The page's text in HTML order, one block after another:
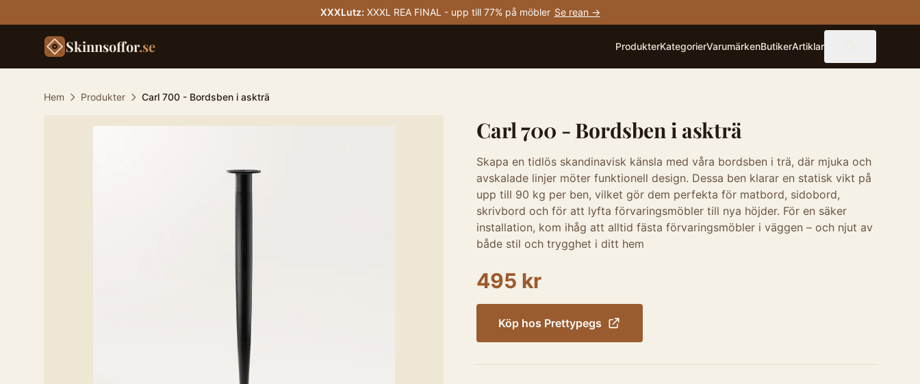
XXXLutz: XXXL REA FINAL - upp till 77% på möbler Se rean →
Skinnsoffor.se ProdukterKategorierVarumärkenButikerArtiklar
Hem Produkter Carl 700 - Bordsben i askträ
Carl 700 - Bordsben i askträ
Skapa en tidlös skandinavisk känsla med våra bordsben i trä, där mjuka och
avskalade linjer möter funktionell design. Dessa ben klarar en statisk vikt på
upp till 90 kg per ben, vilket gör dem perfekta för matbord, sidobord,
skrivbord och för att lyfta förvaringsmöbler till nya höjder. För en säker
installation, kom ihåg att alltid fästa förvaringsmöbler i väggen – och njut av
både stil och trygghet i ditt hem
495 kr
Köp hos Prettypegs